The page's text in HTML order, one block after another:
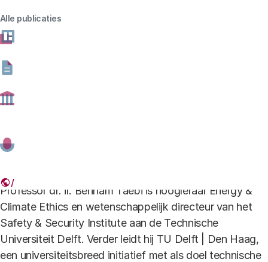
Alle publicaties
16 MEI 2023
Link
Professor dr. ir. Behnam Taebi is hoogleraar Energy &
Climate Ethics en wetenschappelijk directeur van het
Safety & Security Institute aan de Technische
Universiteit Delft. Verder leidt hij TU Delft | Den Haag,
een universiteitsbreed initiatief met als doel technische